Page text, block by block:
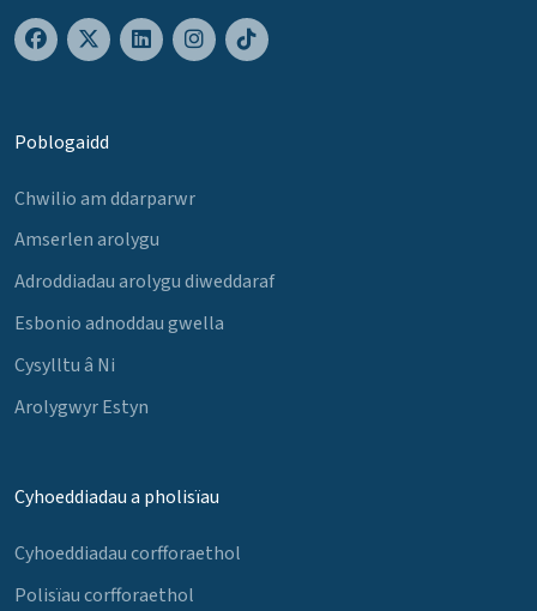
Poblogaidd
Chwilio am ddarparwr
Amserlen arolygu
Adroddiadau arolygu diweddaraf
Esbonio adnoddau gwella
Cysylltu â Ni
Arolygwyr Estyn
Cyhoeddiadau a pholisïau
Cyhoeddiadau corfforaethol
Polisïau corfforaethol